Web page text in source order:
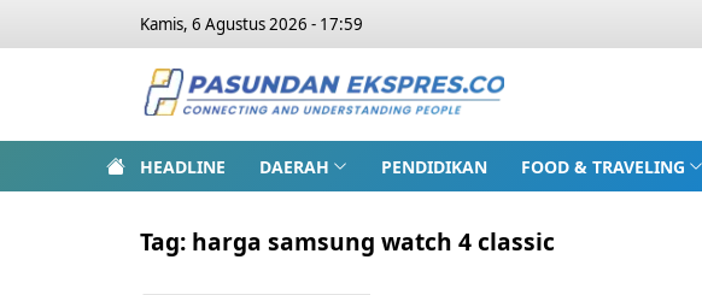
Kamis, 6 Agustus 2026 - 17:59
HEADLINE DAERAH PENDIDIKAN FOOD & TRAVELING
Tag: harga samsung watch 4 classic